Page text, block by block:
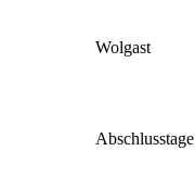
Wolgast
Abschlusstage